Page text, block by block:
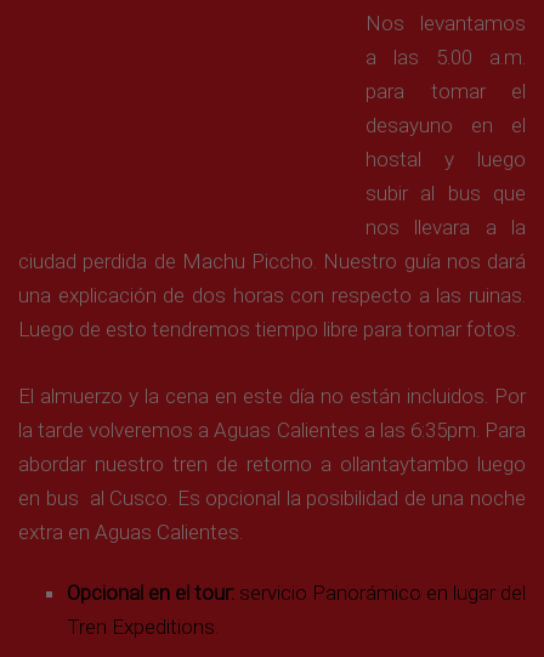
Nos levantamos
a las 5.00 a.m.
para tomar el
desayuno en el
hostal y luego
subir al bus que
nos llevara a la
ciudad perdida de Machu Piccho. Nuestro guía nos dará
una explicación de dos horas con respecto a las ruinas.
Luego de esto tendremos tiempo libre para tomar fotos.
El almuerzo y la cena en este día no están incluidos. Por
la tarde volveremos a Aguas Calientes a las 6:35pm. Para
abordar nuestro tren de retorno a ollantaytambo luego
en bus al Cusco. Es opcional la posibilidad de una noche
extra en Aguas Calientes.
Opcional en el tour: servicio Panorámico en lugar del
Tren Expeditions.